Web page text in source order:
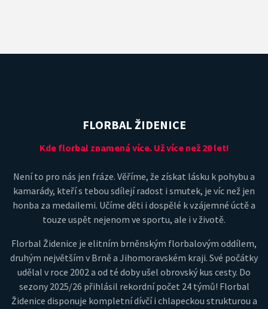
FLORBAL ŽIDENICE
Kde florbal znamená více. Už více než 20 let!
Není to pro nás jen fráze. Věříme, že získat lásku k pohybu a
kamarády, kteří s tebou sdílejí radost i smutek, je víc než jen
honba za medailemi. Učíme děti i dospělé k vzájemné úctě a
touze uspět nejenom ve sportu, ale i v životě.
Florbal Židenice je elitním brněnským florbalovým oddílem,
druhým největším v Brně a Jihomoravském kraji. Své počátky
udělal v roce 2002 a od té doby ušel obrovský kus cesty. Do
sezony 2025/26 přihlásil rekordní počet 24 týmů! Florbal
Židenice disponuje kompletní dívčí i chlapeckou strukturou a